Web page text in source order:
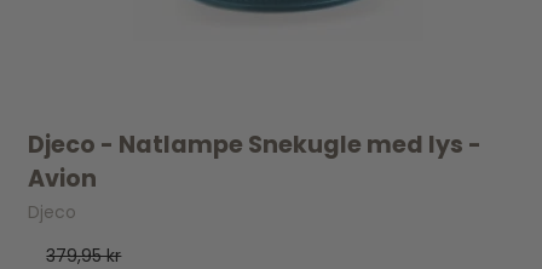
Djeco - Natlampe Snekugle med lys -
Avion
Djeco
379,95 kr